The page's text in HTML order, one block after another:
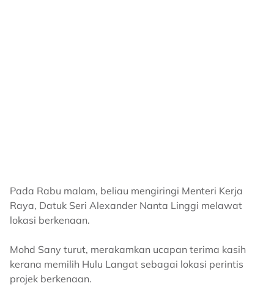
Pada Rabu malam, beliau mengiringi Menteri Kerja
Raya, Datuk Seri Alexander Nanta Linggi melawat
lokasi berkenaan.
Mohd Sany turut, merakamkan ucapan terima kasih
kerana memilih Hulu Langat sebagai lokasi perintis
projek berkenaan.